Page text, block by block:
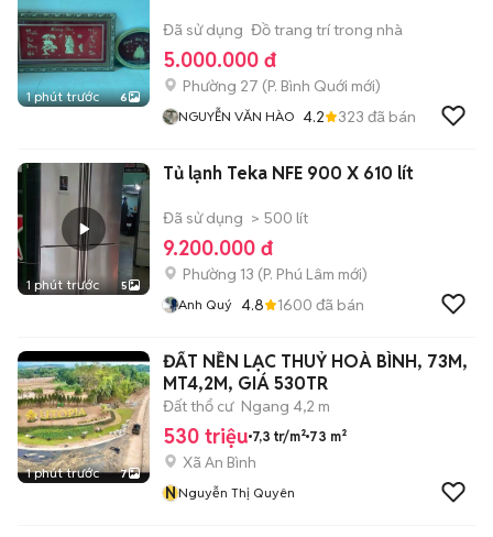
1 phút trước 6
Đã sử dụng Đồ trang trí trong nhà
5.000.000 đ
Phường 27 (P. Bình Quới mới)
NGUYỄN VĂN HÀO 4.2 323 đã bán
1 phút trước 5
Tủ lạnh Teka NFE 900 X 610 lít
Đã sử dụng > 500 lít
9.200.000 đ
Phường 13 (P. Phú Lâm mới)
Anh Quý 4.8 1600 đã bán
1 phút trước 7
ĐẤT NỀN LẠC THUỶ HOÀ BÌNH, 73M,
MT4,2M, GIÁ 530TR
Đất thổ cư Ngang 4,2 m
530 triệu 7,3 tr/m² 73 m²
Xã An Bình
NNguyễn Thị Quyên